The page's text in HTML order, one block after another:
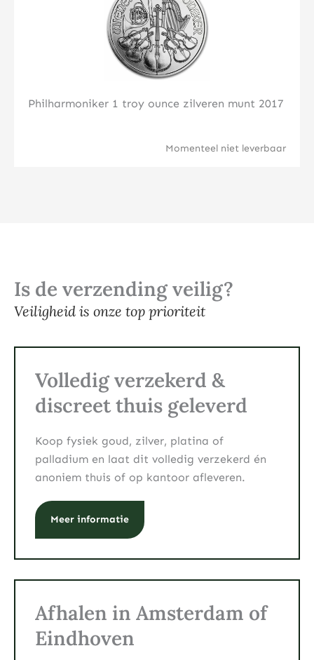
Philharmoniker 1 troy ounce zilveren munt 2017
Momenteel niet leverbaar
Is de verzending veilig?
Veiligheid is onze top prioriteit
Volledig verzekerd &
discreet thuis geleverd
Koop fysiek goud, zilver, platina of
palladium en laat dit volledig verzekerd én
anoniem thuis of op kantoor afleveren.
Meer informatie
Afhalen in Amsterdam of
Eindhoven